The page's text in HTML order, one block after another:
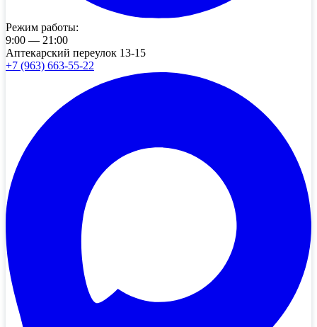
Режим работы:
9:00 — 21:00
Аптекарский переулок 13-15
+7 (963) 663-55-22